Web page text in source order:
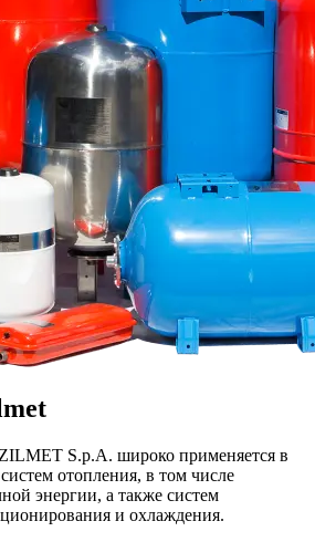
S.p.A. широко применяется в
отопления, в том числе
энергии, а также систем
и охлаждения.